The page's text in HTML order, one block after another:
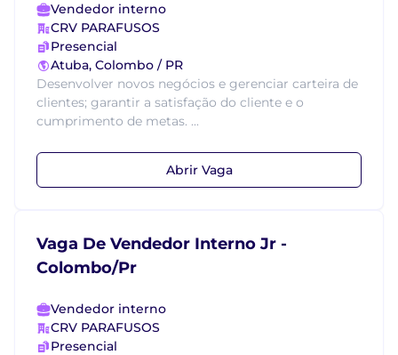
Vendedor interno
CRV PARAFUSOS
Presencial
Atuba, Colombo / PR
Desenvolver novos negócios e gerenciar carteira de
clientes; garantir a satisfação do cliente e o
cumprimento de metas. ...
Abrir Vaga
Vaga De Vendedor Interno Jr -
Colombo/Pr
Vendedor interno
CRV PARAFUSOS
Presencial